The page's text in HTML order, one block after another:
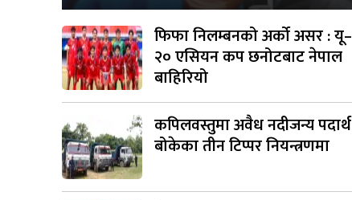
फिफा निलम्बनको अर्को असर : यू–
२० एसियन कप छनोटबाट नेपाल
बाहिरियो
कपिलवस्तुमा अवैध नदीजन्य पदार्थ
बोकेका तीन टिप्पर नियन्त्रणमा